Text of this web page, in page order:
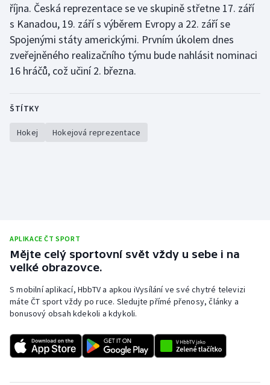
října. Česká reprezentace se ve skupině střetne 17. září
s Kanadou, 19. září s výběrem Evropy a 22. září se
Spojenými státy americkými. Prvním úkolem dnes
zveřejněného realizačního týmu bude nahlásit nominaci
16 hráčů, což učiní 2. března.
ŠTÍTKY
Hokej Hokejová reprezentace
APLIKACE ČT SPORT
Mějte celý sportovní svět vždy u sebe i na
velké obrazovce.
S mobilní aplikací, HbbTV a apkou iVysílání ve své chytré televizi
máte ČT sport vždy po ruce. Sledujte přímé přenosy, články a
bonusový obsah kdekoli a kdykoli.